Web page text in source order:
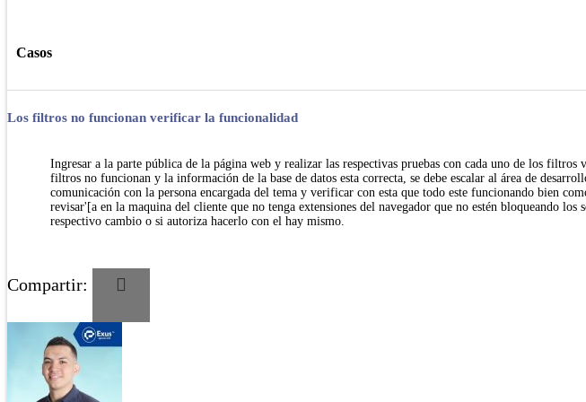
Casos
Los filtros no funcionan verificar la funcionalidad
Ingresar a la parte pública de la página web y realizar las respectivas pruebas con cada uno de los
filtros no funcionan y la información de la base de datos esta correcta, se debe escalar al área de
comunicación con la persona encargada del tema y verificar con esta que todo este funcionando bien
revisar'[a en la maquina del cliente que no tenga extensiones del navegador que no estén bloqueando
respectivo cambio o si autoriza hacerlo con el hay mismo.
Compartir: